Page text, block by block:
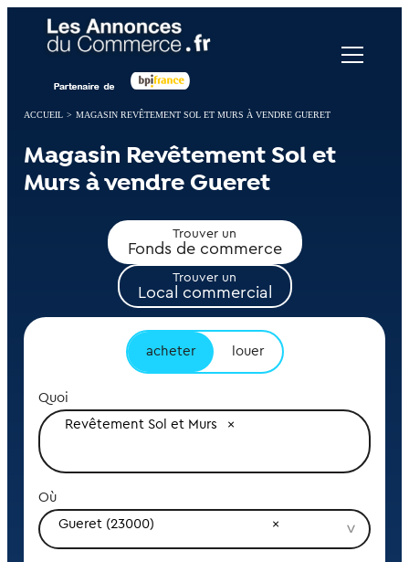
ACCUEIL > MAGASIN REVÊTEMENT SOL ET MURS À VENDRE GUERET
Magasin Revêtement Sol et
Murs à vendre Gueret
Trouver un
Fonds de commerce
Trouver un
Local commercial
acheter louer
Quoi
Revêtement Sol et Murs
Où
Gueret (23000)
Panneau de gestion des cookies